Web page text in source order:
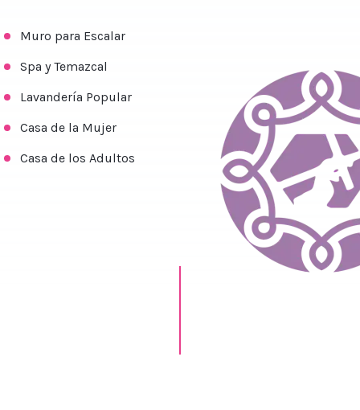
Muro para Escalar
Spa y Temazcal
Lavandería Popular
Casa de la Mujer
Casa de los Adultos